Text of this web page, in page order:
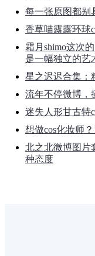
每一张原图都别
香草喵露露环球
霜月shimo这次
是一幅独立的艺
星之迟迟合集：
流年不停微博，
迷失人形甘古特
想做cos化妆师
北之北微博图片
种态度